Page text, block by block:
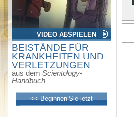
VIDEO ABSPIELEN
BEISTÄNDE FÜR
KRANKHEITEN UND
VERLETZUNGEN
aus dem Scientology-
Handbuch
<< Beginnen Sie jetzt